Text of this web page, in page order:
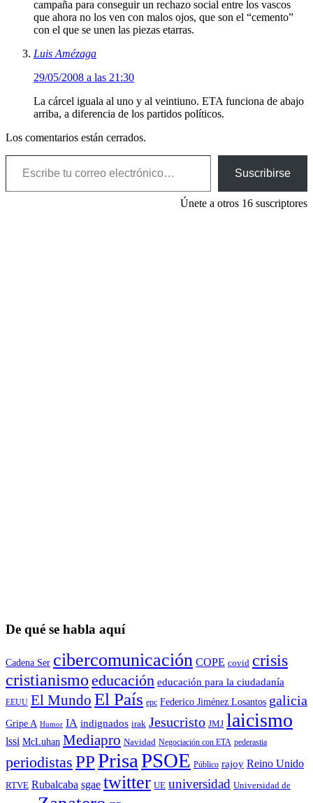
campaña para conseguir un rechazo social entre los vascos
que ahora no los ven con malos ojos, que son el “cemento”
con el que se unen las piezas etarras.
Luis Amézaga
29/05/2008 a las 21:30
La cárcel iguala al uno y al veintiuno. ETA funciona de abajo
arriba, a diferencia de los partidos políticos.
Los comentarios están cerrados.
Escribe tu correo electrónico…
Suscribirse
Únete a otros 16 suscriptores
De qué se habla aquí
Cadena Ser cibercomunicación COPE covid crisis
cristianismo educación educación para la ciudadaní­a
EEUU El Mundo El País epc Federico Jiménez Losantos galicia
Gripe A Humor IA indignados irak Jesucristo JMJ laicismo
lssi McLuhan Mediapro Navidad Negociación con ETA pederastia
periodistas PPPrisaPSOE Público rajoy Reino Unido
RTVE Rubalcaba sgae twitter UE universidad Universidad de